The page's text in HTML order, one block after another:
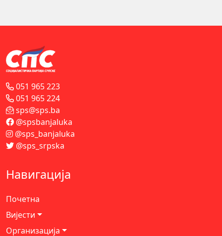
051 965 223
051 965 224
sps@sps.ba
@spsbanjaluka
@sps_banjaluka
@sps_srpska
Навигација
Почетна
Вијести
Организација